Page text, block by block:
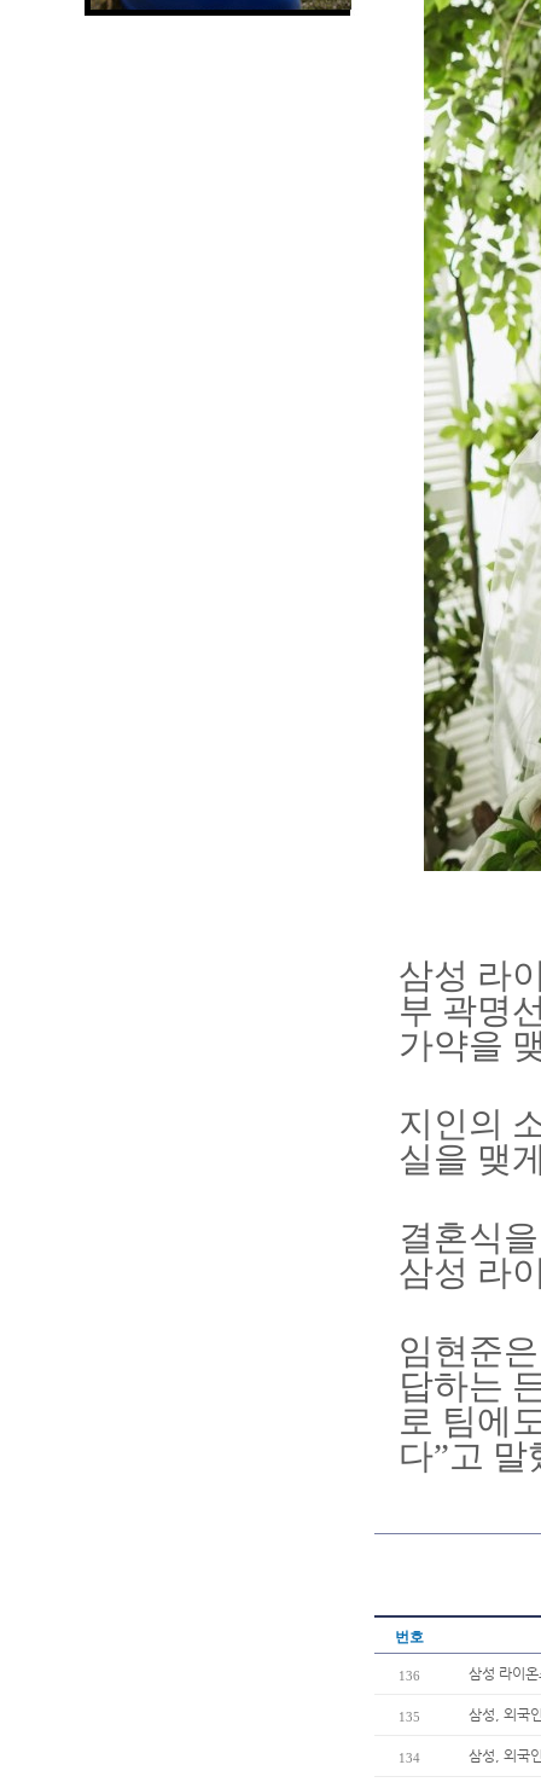
삼성 라
부 곽명
가약을
지인의
실을 맺
결혼식
삼성 라
임현준
답하는
로 팀에
다”고 말
번호
136 삼성 라이
135 삼성, 외국
134 삼성, 외국